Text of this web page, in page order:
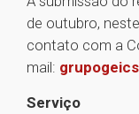
de outubro, neste
contato com a
mail:
Serviço